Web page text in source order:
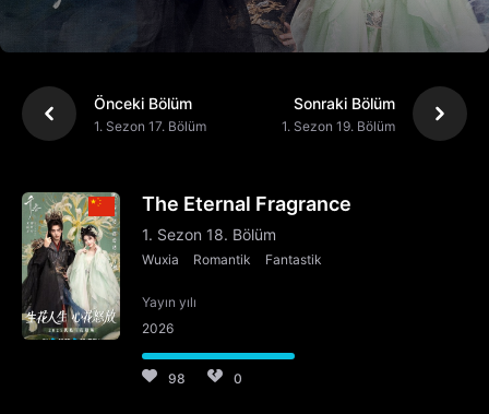
Önceki Bölüm
1. Sezon 17. Bölüm
Sonraki Bölüm
1. Sezon 19. Bölüm
The Eternal Fragrance
1. Sezon 18. Bölüm
Wuxia Romantik Fantastik
Yayın yılı
2026
98 0